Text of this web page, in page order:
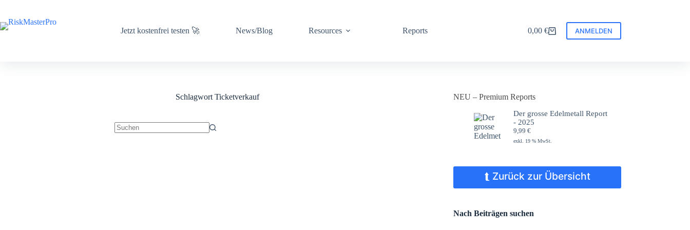
springen
Jetzt kostenfrei testen 🚀
News/Blog Resources Reports Warenkorb
0,00 € ANMELDEN
SchlagwortTicketverkauf NEU – Premium Reports
Der grosse Edelmetall Report
- 2025
9,99€
exkl. 19 % MwSt.
⮬ Zurück zur Übersicht
Nach Beiträgen suchen